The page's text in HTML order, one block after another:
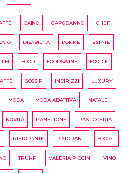
CAINO CAPODANNO CHEF
DISABILITÀ DONNE ESTATE
FOOD FOOD&WINE FOODIE
GOSSIP INDIRIZZI LUXURY
MODA MODA ADATTIVA NATALE
NOVITÀ PANETTONE PASTICCERIA
RISTORANTE RISTORANTI SOCIAL
TRUMP VALERIA PICCINI VINO